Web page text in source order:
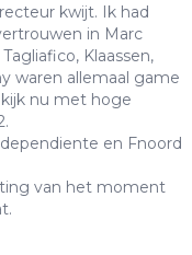
kwijt. Ik had
in Marc
Klaassen,
waren allemaal game
nu met hoge
en Fnoord
van het moment